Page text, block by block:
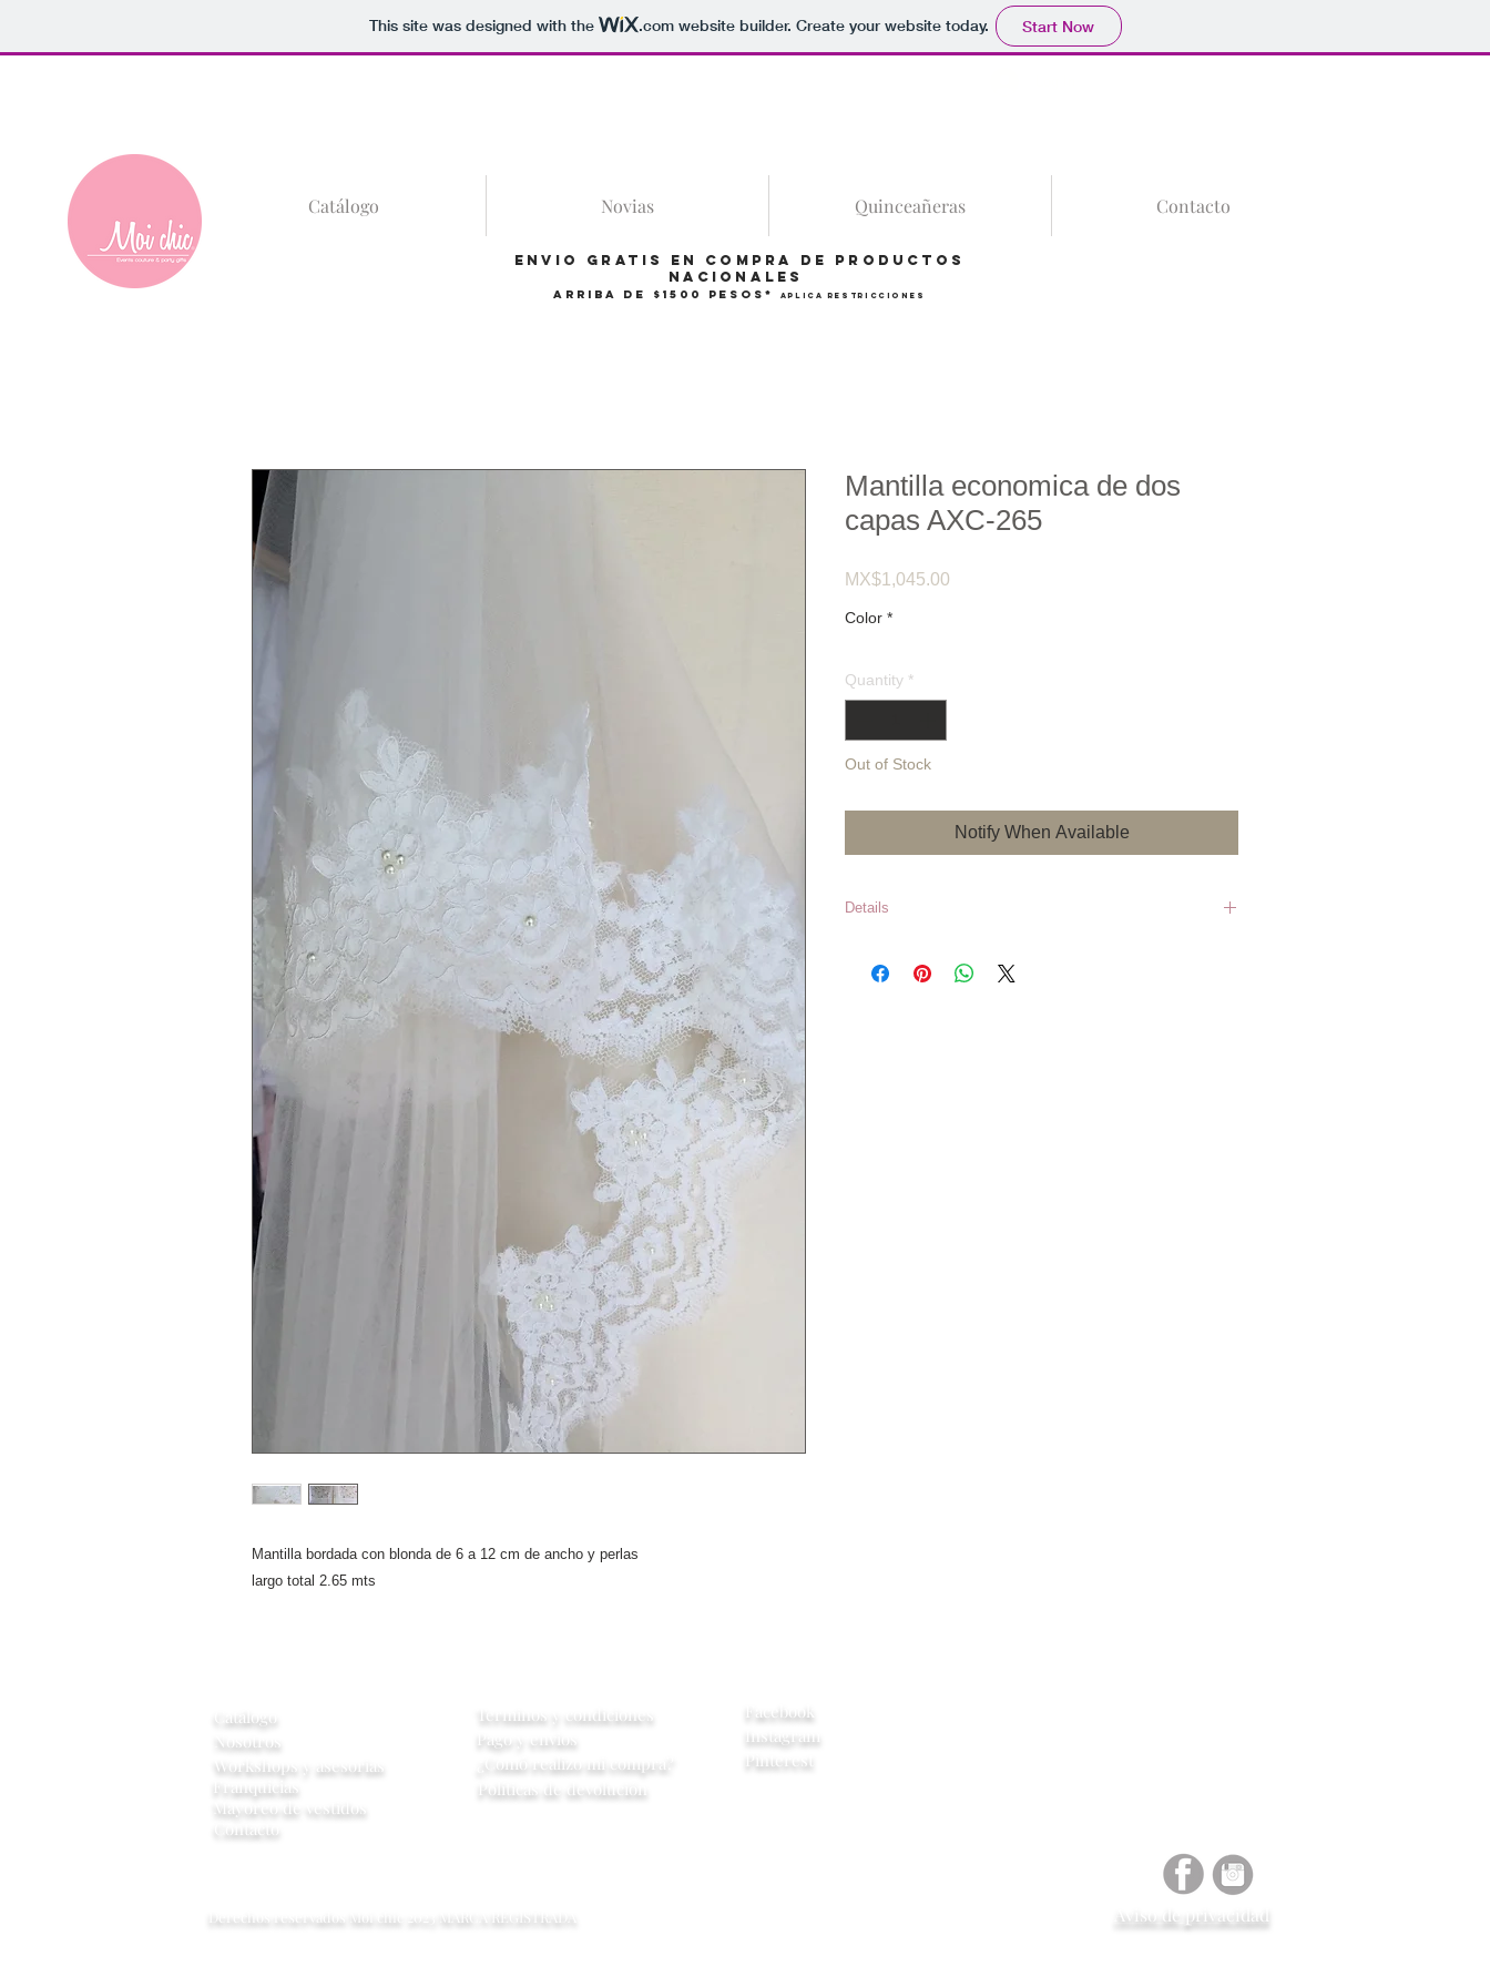
This site was designed with the .comwebsite builder. Create your website today. Start Now
Catálogo Novias Quinceañeras Contacto
Envio gratis en compra de productos
Nacionales
arriba de $1500 pesos* Aplica restricciones
Mantilla bordada con blonda de 6 a 12 cm de ancho y perlas
largo total 2.65 mts
Mantilla economica de dos
capas AXC-265
MX$1,045.00
Color *
Quantity *
Out of Stock
Notify When Available
Details
semanas Precios sujetos a cambio sin
Facebook
Instagram
Pinterest
Catálogo
Nosotros
Workshops y
asesorias
Terminos y condiciones
Pago y envios
¿Comó realizo mi compra?
Franquicias
Políticas de devolución
Mayoreo de vestidos
Contacto
Derechos reservados Moi chic 2023 MARCA REGISTRADA Aviso de privacidad